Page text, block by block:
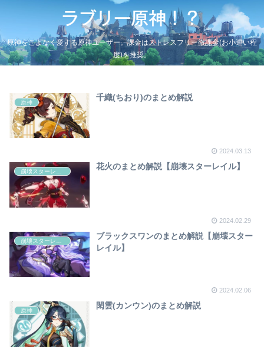
原神をこよなく愛する原神ユーザー。課金はストレスフリー微課金(お小遣い程
度)を推奨。
原神
千織(ちおり)のまとめ解説
2024.03.13
崩壊スターレイル
花火のまとめ解説【崩壊スターレイル】
2024.02.29
ブラックスワンのまとめ解説【崩壊スター
レイル】
2024.02.06
原神
閑雲(カンウン)のまとめ解説